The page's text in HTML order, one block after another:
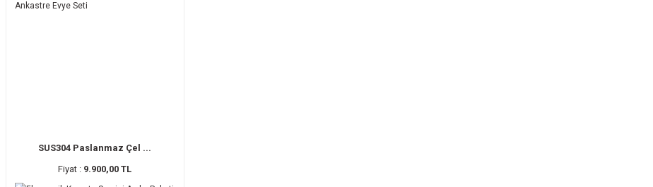
SUS304 Paslanmaz Çel ...
Fiyat : 9.900,00 TL